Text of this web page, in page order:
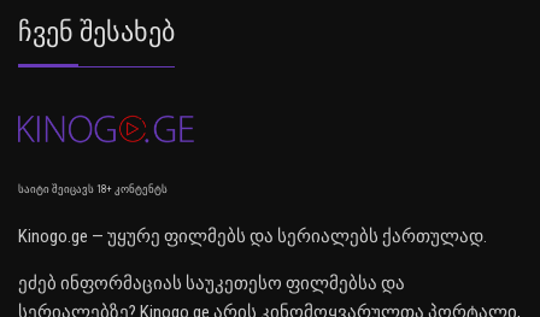
Ჩვენ Შესახებ
საიტი შეიცავს 18+ კონტენტს
Kinogo.ge — უყურე ფილმებს და სერიალებს ქართულად.
ეძებ ინფორმაციას საუკეთესო ფილმებსა და